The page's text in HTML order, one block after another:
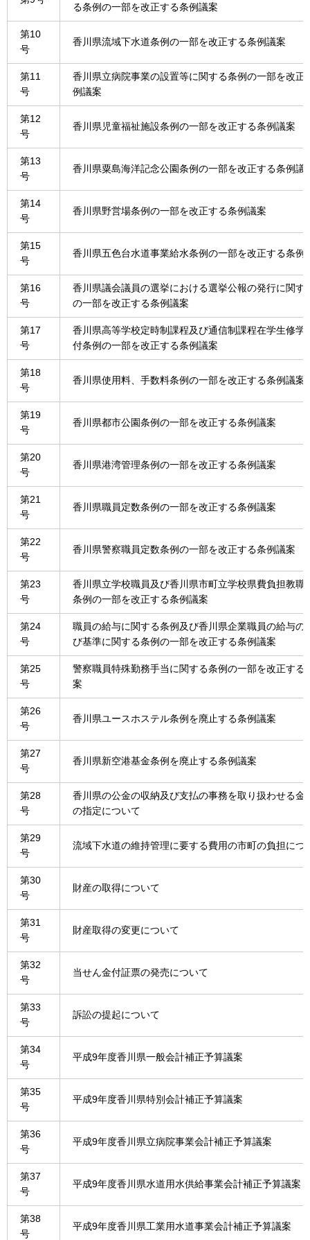
る条例の一部を改正する条例議案
第10
号
香川県流域下水道条例の一部を改正する条例議案
第11
号
香川県立病院事業の設置等に関する条例の一部を改正
例議案
第12
号
香川県児童福祉施設条例の一部を改正する条例議案
第13
号
香川県粟島海洋記念公園条例の一部を改正する条例議
第14
号
香川県野営場条例の一部を改正する条例議案
第15
号
香川県五色台水道事業給水条例の一部を改正する条例
第16
号
香川県議会議員の選挙における選挙公報の発行に関す
の一部を改正する条例議案
第17
号
香川県高等学校定時制課程及び通信制課程在学生修学
付条例の一部を改正する条例議案
第18
号
香川県使用料、手数料条例の一部を改正する条例議案
第19
号
香川県都市公園条例の一部を改正する条例議案
第20
号
香川県港湾管理条例の一部を改正する条例議案
第21
号
香川県職員定数条例の一部を改正する条例議案
第22
号
香川県警察職員定数条例の一部を改正する条例議案
第23
号
香川県立学校職員及び香川県市町立学校県費負担教職
条例の一部を改正する条例議案
第24
号
職員の給与に関する条例及び香川県企業職員の給与の
び基準に関する条例の一部を改正する条例議案
第25
号
警察職員特殊勤務手当に関する条例の一部を改正する
案
第26
号
香川県ユースホステル条例を廃止する条例議案
第27
号
香川県新空港基金条例を廃止する条例議案
第28
号
香川県の公金の収納及び支払の事務を取り扱わせる金
の指定について
第29
号
流域下水道の維持管理に要する費用の市町の負担につ
第30
号
財産の取得について
第31
号
財産取得の変更について
第32
号
当せん金付証票の発売について
第33
号
訴訟の提起について
第34
号
平成9年度香川県一般会計補正予算議案
第35
号
平成9年度香川県特別会計補正予算議案
第36
号
平成9年度香川県立病院事業会計補正予算議案
第37
号
平成9年度香川県水道用水供給事業会計補正予算議案
第38
号
平成9年度香川県工業用水道事業会計補正予算議案